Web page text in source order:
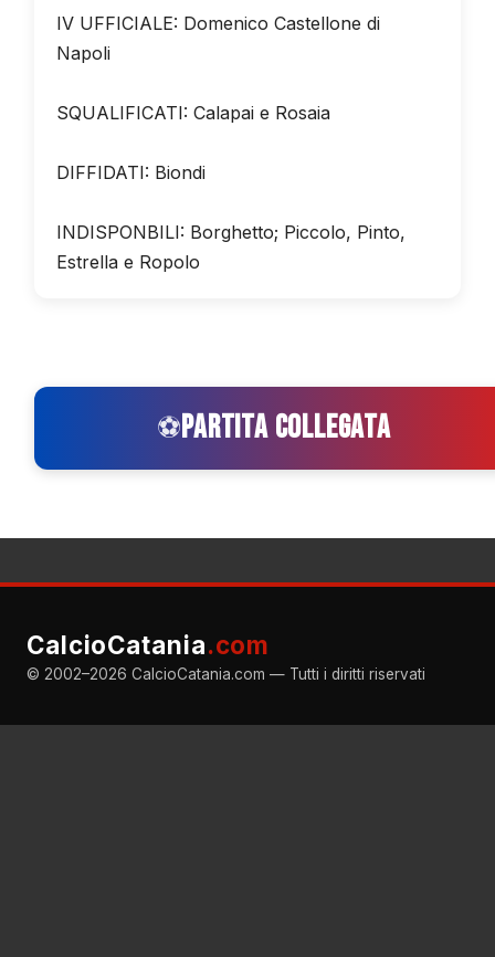
IV UFFICIALE: Domenico Castellone di
Napoli
SQUALIFICATI: Calapai e Rosaia
DIFFIDATI: Biondi
INDISPONBILI: Borghetto; Piccolo, Pinto,
Estrella e Ropolo
⚽PARTITA COLLEGATA
CalcioCatania.com
© 2002–2026 CalcioCatania.com — Tutti i diritti riservati